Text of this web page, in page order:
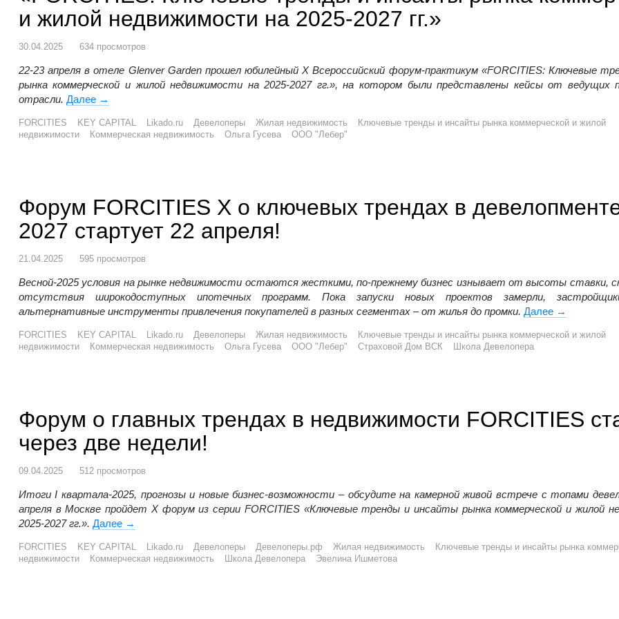
и жилой недвижимости на 2025-2027 гг.»
30.04.2025 634 просмотров
22-23 апреля в отеле Glenver Gardenпрошел юбилейныйXВсероссийский форум-практикум «FORCITIES: Ключевые
рынка коммерческой и жилой недвижимости на 2025-2027 гг.», на котором были представлены кейсы от ведущих
отрасли. Далее «FORCITIES: Ключевые тренды и инсайты рынка коммерческой и жилой недвижимости на 2025-2027 гг.»
→
FORCITIES KEY CAPITAL Likado.ru Девелоперы Жилая недвижимость
Ключевые тренды и инсайты рынка коммерческой и жилой
недвижимости
Коммерческая недвижимость Ольга Гусева ООО "Лебер"
Форум FORCITIES Х о ключевых трендах в
2027 стартует 22 апреля!
21.04.2025 595 просмотров
Весной-2025 условия на рынке недвижимости остаются жесткими, по-прежнему бизнес изнывает от высоты ставки,
отсутствия широкодоступных ипотечных программ. Пока запуски новых проектов замерли,
альтернативные инструменты привлечения покупателей в разных сегментах – от жилья до промки. Далее Форум
→
FORCITIES KEY CAPITAL Likado.ru Девелоперы Жилая недвижимость
Ключевые тренды и инсайты рынка коммерческой и жилой
недвижимости
Коммерческая недвижимость Ольга Гусева ООО "Лебер" Страховой Дом ВСК Школа Девелопера
Форум о главных трендах в недвижимости FORCITIES
через две недели!
09.04.2025 512 просмотров
Итоги I квартала-2025, прогнозы и новые бизнес-возможности – обсудите на камерной живой встрече с топами
апреля в Москве пройдет Х форум из серии FORCITIES «Ключевые тренды и инсайты рынка коммерческой и жилой
2025-2027 гг.». Далее Форум о главных трендах в недвижимости FORCITIES стартует через две недели!
→
FORCITIES KEY CAPITAL Likado.ru Девелоперы Девелоперы.рф Жилая недвижимость
Ключевые тренды и инсайты рынка
недвижимости
Коммерческая недвижимость Школа Девелопера Эвелина Ишметова